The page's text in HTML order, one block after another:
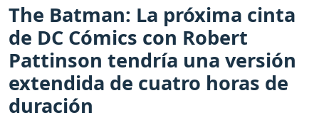
The Batman: La próxima cinta
de DC Cómics con Robert
Pattinson tendría una versión
extendida de cuatro horas de
duración